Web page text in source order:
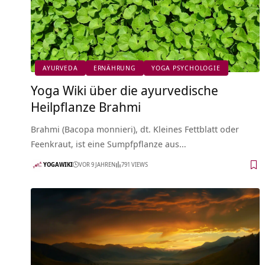
AYURVEDA ERNÄHRUNG YOGA PSYCHOLOGIE
Yoga Wiki über die ayurvedische
Heilpflanze Brahmi
Brahmi (Bacopa monnieri), dt. Kleines Fettblatt oder
Feenkraut, ist eine Sumpfpflanze aus…
YOGAWIKI VOR 9 JAHREN 791 VIEWS